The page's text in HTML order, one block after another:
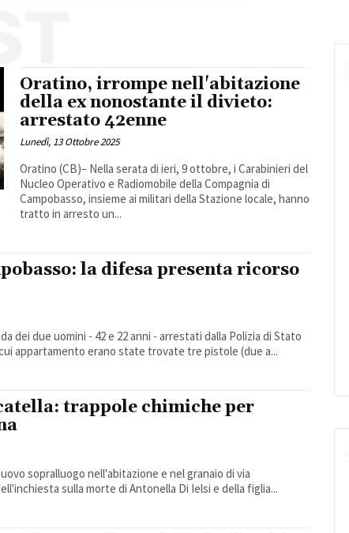
Oratino, irrompe nell'abitazione
della ex nonostante il divieto:
arrestato 42enne
Lunedì, 13 Ottobre 2025
Oratino (CB)– Nella serata di ieri, 9 ottobre, i Carabinieri del
Nucleo Operativo e Radiomobile della Compagnia di
Campobasso, insieme ai militari della Stazione locale, hanno
tratto in arresto un...
la difesa presenta ricorso
dei due uomini - 42 e 22 anni - arrestati dalla Polizia di Stato
appartamento erano state trovate tre pistole (due a...
trappole chimiche per
sopralluogo nell'abitazione e nel granaio di via
sulla morte di Antonella Di Ielsi e della figlia...